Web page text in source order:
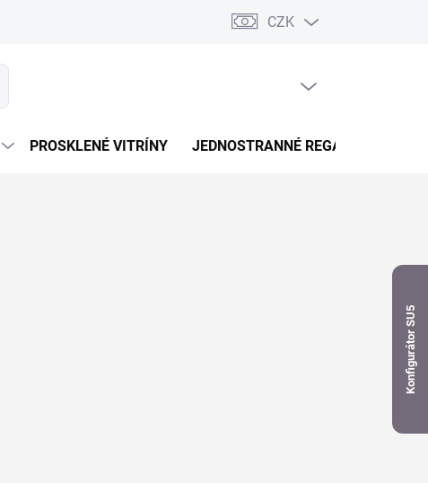
CZK
PROSKLENÉ VITRÍNY JEDNOSTRANNÉ REGÁLY
Konfigurátor SU5